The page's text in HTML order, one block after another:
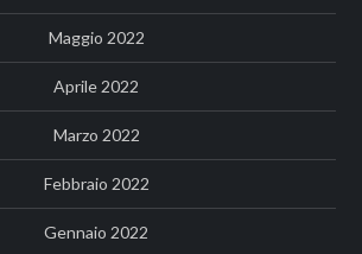
Maggio 2022
Aprile 2022
Marzo 2022
Febbraio 2022
Gennaio 2022